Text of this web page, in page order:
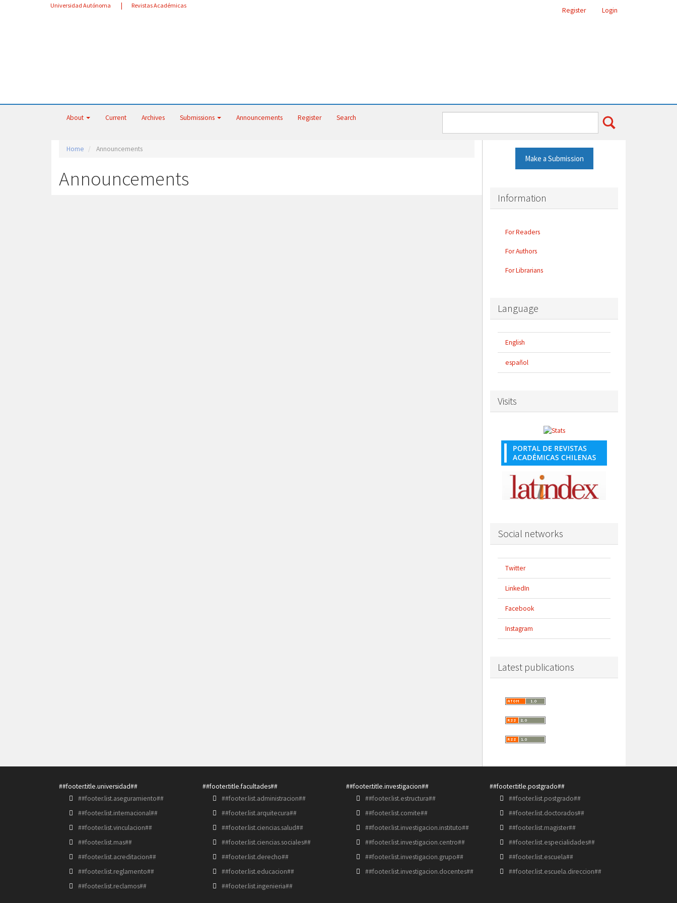
Universidad Autónoma Revistas Académicas
Register Login
About Current Archives Submissions Announcements Register Search
Home Announcements
Announcements
Make a Submission
Information
For Readers
For Authors
For Librarians
Language
English
español
Visits
Social networks
Twitter
LinkedIn
Facebook
Instagram
Latest publications
##footer.title.universidad##
##footer.list.aseguramiento##
##footer.list.internacional##
##footer.list.vinculacion##
##footer.list.mas##
##footer.list.acreditacion##
##footer.list.reglamento##
##footer.list.reclamos##
##footer.title.facultades##
##footer.list.administracion##
##footer.list.arquitecura##
##footer.list.ciencias.salud##
##footer.list.ciencias.sociales##
##footer.list.derecho##
##footer.list.educacion##
##footer.list.ingenieria##
##footer.title.investigacion##
##footer.list.estructura##
##footer.list.comite##
##footer.list.investigacion.instituto##
##footer.list.investigacion.centro##
##footer.list.investigacion.grupo##
##footer.list.investigacion.docentes##
##footer.title.postgrado##
##footer.list.postgrado##
##footer.list.doctorados##
##footer.list.magister##
##footer.list.especialidades##
##footer.list.escuela##
##footer.list.escuela.direccion##